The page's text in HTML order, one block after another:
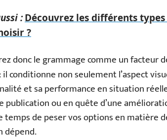
:Découvrez les différents
?
donc le grammage comme un facteur
: il conditionne non seulement l’aspect
et sa performance en situation
publication ou en quête d’une
temps de peser vos options en matière
dépend.